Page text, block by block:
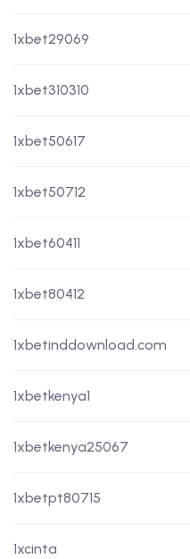
1xbet29069
1xbet310310
1xbet50617
1xbet50712
1xbet60411
1xbet80412
1xbetinddownload.com
1xbetkenya1
1xbetkenya25067
1xbetpt80715
1xcinta